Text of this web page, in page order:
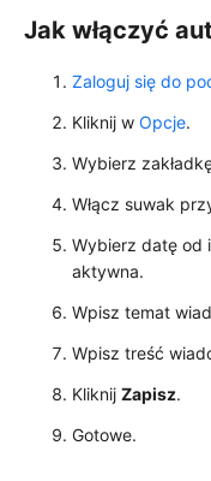
Jak włączyć
Zaloguj się do
Kliknij w Opcje.
Wybierz
Włącz suwak
Wybierz datę od
aktywna.
Wpisz temat
Wpisz treść
Kliknij Zapisz.
Gotowe.